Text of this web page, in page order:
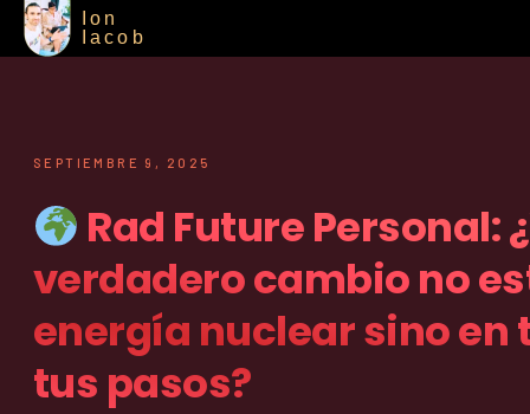
Ion
Iacob
SEPTIEMBRE 9, 2025
Rad Future Personal:
verdadero cambio no
energía nuclear sino en
tus pasos?